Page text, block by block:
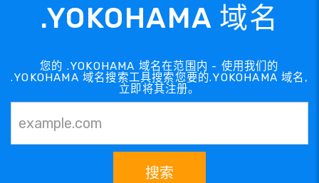
.YOKOHAMA 域名
您的 .YOKOHAMA 域名在范围内 - 使用我们的
.YOKOHAMA 域名搜索工具搜索您要的.YOKOHAMA 域名,
立即将其注册。
搜索